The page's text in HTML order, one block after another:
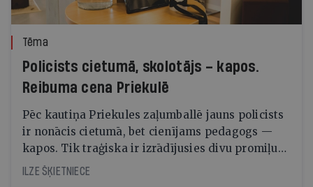
Tēma
Policists cietumā, skolotājs – kapos.
Reibuma cena Priekulē
Pēc kautiņa Priekules zaļumballē jauns policists
ir nonācis cietumā, bet cienījams pedagogs —
kapos. Tik traģiska ir izrādījusies divu promiļu
reibuma cena
ILZE ŠĶIETNIECE